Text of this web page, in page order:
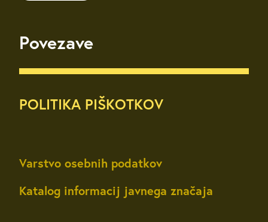
Povezave
POLITIKA PIŠKOTKOV
Varstvo osebnih podatkov
Katalog informacij javnega značaja